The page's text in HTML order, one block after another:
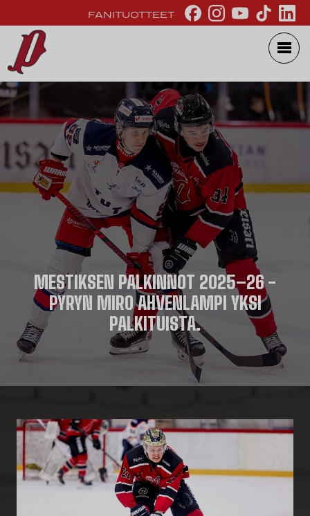
FANITUOTTEET
MESTIKSEN PALKINNOT 2025–26 -
PYRYN MIRO AHVENLAMPI YKSI
PALKITUISTA.